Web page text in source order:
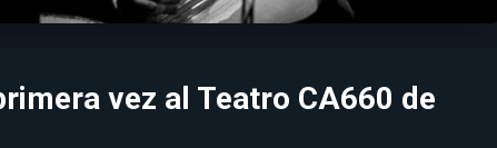
vez al Teatro CA660 de